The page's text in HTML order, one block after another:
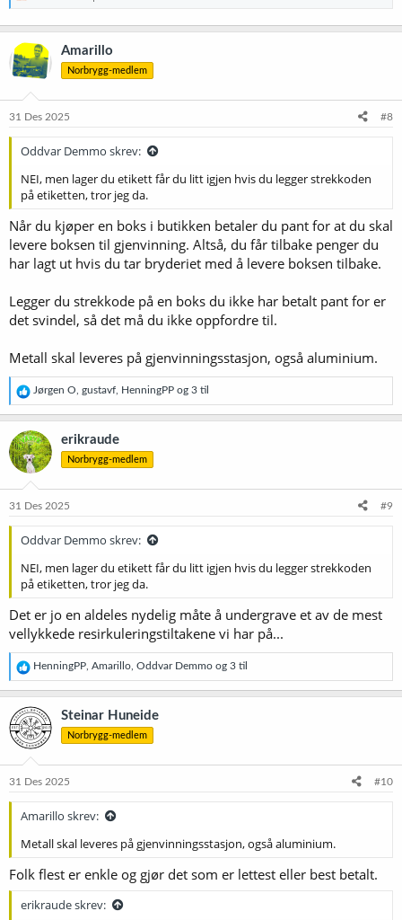
Amarillo
Norbrygg-medlem
31 Des 2025 #8
Oddvar Demmo skrev:
NEI, men lager du etikett får du litt igjen hvis du legger strekkoden
på etiketten, tror jeg da.
Når du kjøper en boks i butikken betaler du pant for at du skal
levere boksen til gjenvinning. Altså, du får tilbake penger du
har lagt ut hvis du tar bryderiet med å levere boksen tilbake.
Legger du strekkode på en boks du ikke har betalt pant for er
det svindel, så det må du ikke oppfordre til.
Metall skal leveres på gjenvinningsstasjon, også aluminium.
R
e
a
k
s
j
o
e
Jørgen O gustavf HenningPP og 3 til
erikraude
Norbrygg-medlem
31 Des 2025 #9
Oddvar Demmo skrev:
NEI, men lager du etikett får du litt igjen hvis du legger strekkoden
på etiketten, tror jeg da.
Det er jo en aldeles nydelig måte å undergrave et av de mest
vellykkede resirkuleringstiltakene vi har på...
R
e
a
k
s
j
o
e
HenningPP Amarillo Oddvar Demmo og 3 til
Steinar Huneide
Norbrygg-medlem
31 Des 2025 #10
Amarillo skrev:
Metall skal leveres på gjenvinningsstasjon, også aluminium.
Folk flest er enkle og gjør det som er lettest eller best betalt.
erikraude skrev: